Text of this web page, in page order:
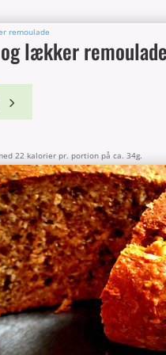
lækker
22 kalorier pr. portion på ca. 34g.